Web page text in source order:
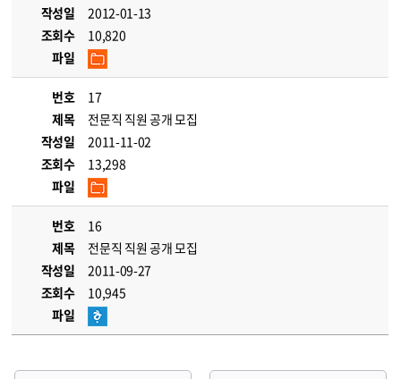
작성일
2012-01-13
조회수
10,820
파일
번호
17
제목
전문직 직원 공개 모집
작성일
2011-11-02
조회수
13,298
파일
번호
16
제목
전문직 직원 공개 모집
작성일
2011-09-27
조회수
10,945
파일